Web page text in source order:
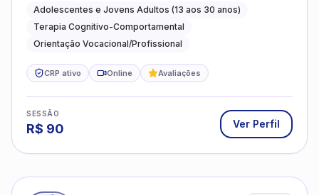
autoestima, relações e orientação
profissional
Adolescentes e Jovens Adultos (13 aos 30 anos)
Terapia Cognitivo-Comportamental
Orientação Vocacional/Profissional
CRP ativo Online Avaliações
SESSÃO
R$ 90 Ver Perfil